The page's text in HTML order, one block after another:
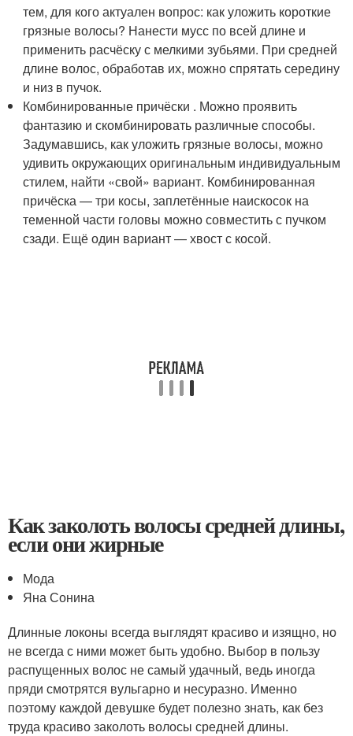
тем, для кого актуален вопрос: как уложить короткие
грязные волосы? Нанести мусс по всей длине и
применить расчёску с мелкими зубьями. При средней
длине волос, обработав их, можно спрятать середину
и низ в пучок.
Комбинированные причёски . Можно проявить
фантазию и скомбинировать различные способы.
Задумавшись, как уложить грязные волосы, можно
удивить окружающих оригинальным индивидуальным
стилем, найти «свой» вариант. Комбинированная
причёска — три косы, заплетённые наискосок на
теменной части головы можно совместить с пучком
сзади. Ещё один вариант — хвост с косой.
Как заколоть волосы средней длины,
если они жирные
Мода
Яна Сонина
Длинные локоны всегда выглядят красиво и изящно, но
не всегда с ними может быть удобно. Выбор в пользу
распущенных волос не самый удачный, ведь иногда
пряди смотрятся вульгарно и несуразно. Именно
поэтому каждой девушке будет полезно знать, как без
труда красиво заколоть волосы средней длины.